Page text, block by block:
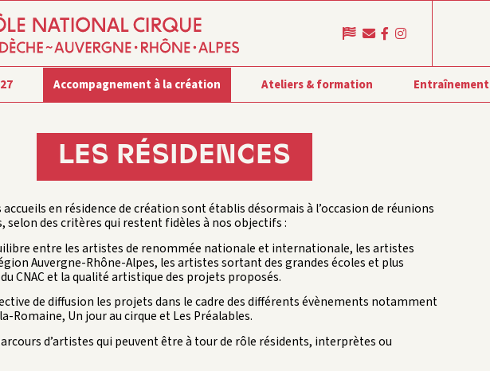
Accompagnement à la création Ateliers & formation Entraînement
LES RÉSIDENCES
accueils en résidence de création sont établis désormais à l’occasion de réunions
selon des critères qui restent fidèles à nos objectifs :
entre les artistes de renommée nationale et internationale, les artistes
Auvergne-Rhône-Alpes, les artistes sortant des grandes écoles et plus
CNAC et la qualité artistique des projets proposés.
de diffusion les projets dans le cadre des différents évènements notamment
Romaine, Un jour au cirque et Les Préalables.
d’artistes qui peuvent être à tour de rôle résidents, interprètes ou